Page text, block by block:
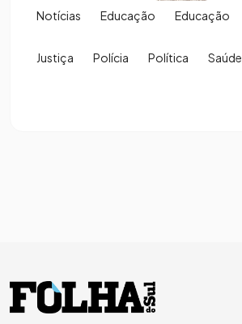
Notícias Educação Educação
Justiça Polícia Política Saúde